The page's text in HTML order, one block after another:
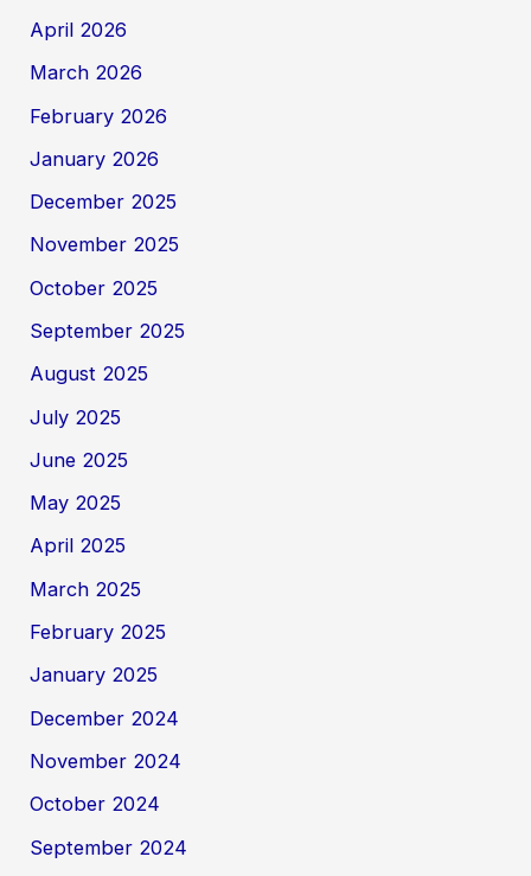
April 2026
March 2026
February 2026
January 2026
December 2025
November 2025
October 2025
September 2025
August 2025
July 2025
June 2025
May 2025
April 2025
March 2025
February 2025
January 2025
December 2024
November 2024
October 2024
September 2024